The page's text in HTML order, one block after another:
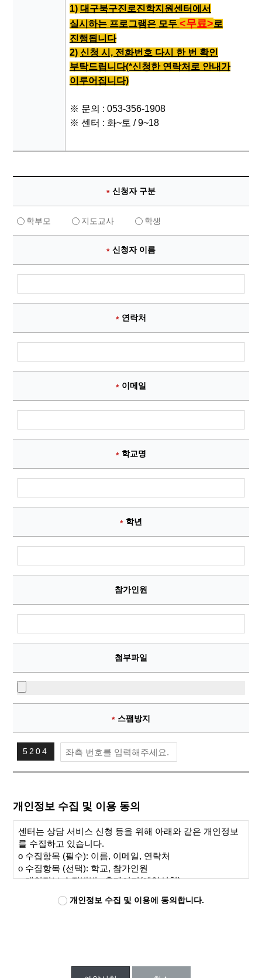
1) 대구북구진로진학지원센터에서
실시하는 프로그램은 모두 <무료>로
진행됩니다
2) 신청 시, 전화번호 다시 한 번 확인
부탁드립니다(*신청한 연락처로 안내가
이루어집니다)
※ 문의 : 053-356-1908
※ 센터 : 화~토 / 9~18
필수항목
신청자 구분
학부모 지도교사 학생
필수항목
신청자 이름
필수항목
연락처
필수항목
이메일
필수항목
학교명
필수항목
학년
참가인원
첨부파일
필수항목
스팸방지
5204
개인정보 수집 및 이용 동의
개인정보 수집 및 이용에 동의합니다.